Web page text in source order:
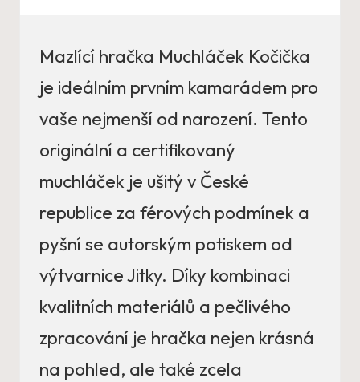
Mazlící hračka Muchláček Kočička
je ideálním prvním kamarádem pro
vaše nejmenší od narození. Tento
originální a certifikovaný
muchláček je ušitý v České
republice za férových podmínek a
pyšní se autorským potiskem od
výtvarnice Jitky. Díky kombinaci
kvalitních materiálů a pečlivého
zpracování je hračka nejen krásná
na pohled, ale také zcela